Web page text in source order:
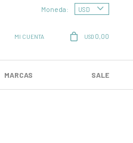
MARCAS SALE
USD 0,00
Moneda: